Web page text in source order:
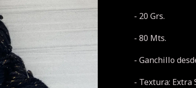
- 20 Grs.
- 80 Mts.
- Ganchillo
- Textura: Extra